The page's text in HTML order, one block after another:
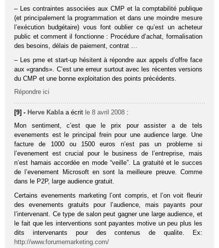
– Les contraintes associées aux CMP et la comptabilité publique
(et principalement la programmation et dans une moindre mesure
l’exécution budgétaire) vous font oublier ce qu’est un acheteur
public et comment il fonctionne : Procédure d’achat, formalisation
des besoins, délais de paiement, contrat …
– Les pme et start-up hésitent à répondre aux appels d’offre face
aux «grands». C’est une erreur surtout avec les récentes versions
du CMP et une bonne exploitation des points précédents.
Répondre ici
[9] - Herve Kabla a écrit le 8 avril 2008 :
Mon sentiment, c’est que le prix pour assister a de tels
evenements est le principal frein pour une audience large. Une
facture de 1000 ou 1500 euros n’est pas un probleme si
l’evenement est crucial pour le business de l’entreprise, mais
n’est hamais accordée en mode “veille”. La gratuité et le succes
de l’evenement Microsoft en sont la meilleure preuve. Comme
dans le P2P, large audience gratuit.
Certains evenements marketing l’ont compris, et l’on voit fleurir
des evenements gratuits pour l’audience, mais payants pour
l’intervenant. Ce type de salon peut gagner une large audience, et
le fait que les interventions sont payantes motive un peu plus les
dits intervenants pour des contenus de qualite. Ex:
http://www.forumemarketing.com/